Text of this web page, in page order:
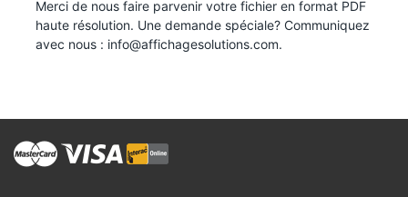
Merci de nous faire parvenir votre fichier en format PDF
haute résolution. Une demande spéciale? Communiquez
avec nous : info@affichagesolutions.com.